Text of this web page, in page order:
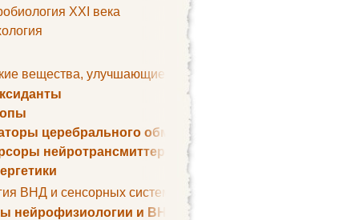
XXI века
вещества, улучшающие умственные способности
церебрального обмена веществ
нейротрансмиттеров
ВНД и сенсорных систем
нейрофизиологии и ВНД